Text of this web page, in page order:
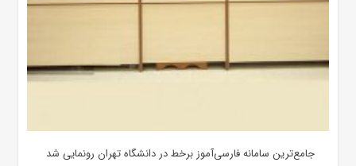
جامع‌ترین سامانه فارسی‌آموز برخط در دانشگاه تهران رونمایی شد